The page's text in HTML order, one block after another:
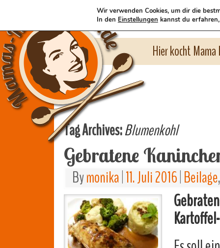
Hier kocht
Tag Archives:Blumenkohl
Gebratene
Bymonika 11. Juli 2016 Beilage
Wir verwenden Cookies, um dir die
In den Einstellungen kannst du